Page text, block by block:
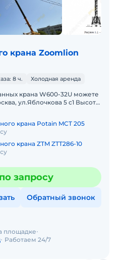
крана Zoomlion
8 ч. Холодная аренда
крана W600-32U можете
ул.Яблочкова 5 с1 Высота
крана Potain MCT 205
крана ZTM ZTT286-10
запросу
Обратный звонок
площадке
Работаем 24/7